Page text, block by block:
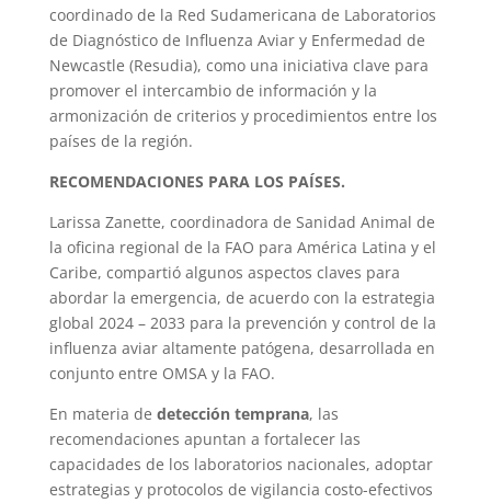
coordinado de la Red Sudamericana de Laboratorios
de Diagnóstico de Influenza Aviar y Enfermedad de
Newcastle (Resudia), como una iniciativa clave para
promover el intercambio de información y la
armonización de criterios y procedimientos entre los
países de la región.
RECOMENDACIONES PARA LOS PAÍSES.
Larissa Zanette, coordinadora de Sanidad Animal de
la oficina regional de la FAO para América Latina y el
Caribe, compartió algunos aspectos claves para
abordar la emergencia, de acuerdo con la estrategia
global 2024 – 2033 para la prevención y control de la
influenza aviar altamente patógena, desarrollada en
conjunto entre OMSA y la FAO.
En materia de detección temprana, las
recomendaciones apuntan a fortalecer las
capacidades de los laboratorios nacionales, adoptar
estrategias y protocolos de vigilancia costo-efectivos